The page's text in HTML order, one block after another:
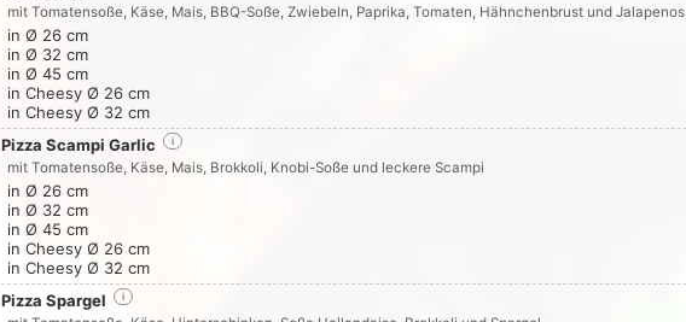
mit Tomatensoße, Käse, Mais, BBQ-Soße, Zwiebeln, Paprika, Tomaten, Hähnchenbrust und Jalapenos
in Ø 26 cm
in Ø 32 cm
in Ø 45 cm
in Cheesy Ø 26 cm
in Cheesy Ø 32 cm
Pizza Scampi Garlic
i
mit Tomatensoße, Käse, Mais, Brokkoli, Knobi-Soße und leckere Scampi
in Ø 26 cm
in Ø 32 cm
in Ø 45 cm
in Cheesy Ø 26 cm
in Cheesy Ø 32 cm
Pizza Spargel
i